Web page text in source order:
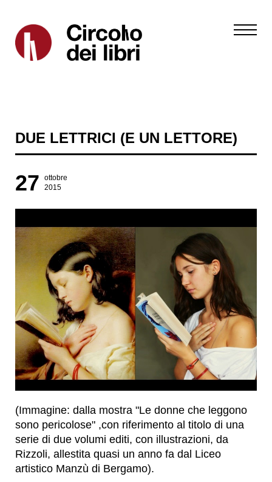
DUE LETTRICI (E UN LETTORE)
27
ottobre
2015
(Immagine: dalla mostra "Le donne che leggono
sono pericolose" ,con riferimento al titolo di una
serie di due volumi editi, con illustrazioni, da
Rizzoli, allestita quasi un anno fa dal Liceo
artistico Manzù di Bergamo).